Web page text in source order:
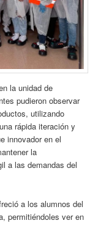
la unidad de
pudieron observar
utilizando
rápida iteración y
innovador en el
la
a las demandas del
a los alumnos del
permitiéndoles ver en